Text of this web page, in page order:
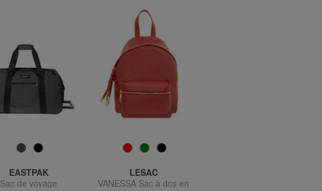
EASTPAK
Sac de voyage
LESAC
VANESSA Sac à dos en